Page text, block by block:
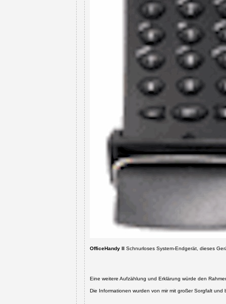
OfficeHandy II Schnurloses System-Endgerät, dieses
Eine weitere Aufzählung und Erklärung würde den
Die Informationen wurden von mir mit großer Sorgfalt